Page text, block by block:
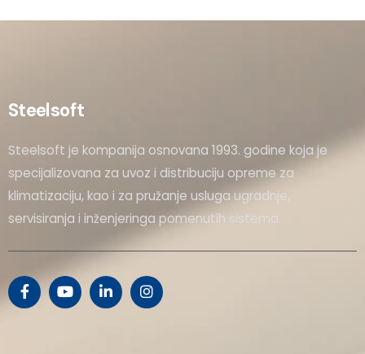
Steelsoft
Steelsoft je kompanija osnovana 1993. godine koja je
specijalizovana za uvoz i distribuciju opreme za
klimatizaciju, kao i za pružanje usluga ugradnje,
servisiranja i inženjeringa pomenutih sistema.